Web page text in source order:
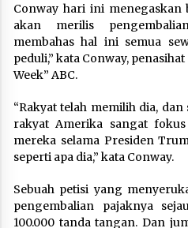
Conway hari ini menegaskan
akan merilis
membahas hal ini semua
peduli,” kata Conway,
Week” ABC.
“Rakyat telah memilih dia,
rakyat Amerika sangat
mereka selama Presiden
seperti apa dia,” kata Conway.
Sebuah petisi yang
pengembalian pajaknya
100.000 tanda tangan. Dan